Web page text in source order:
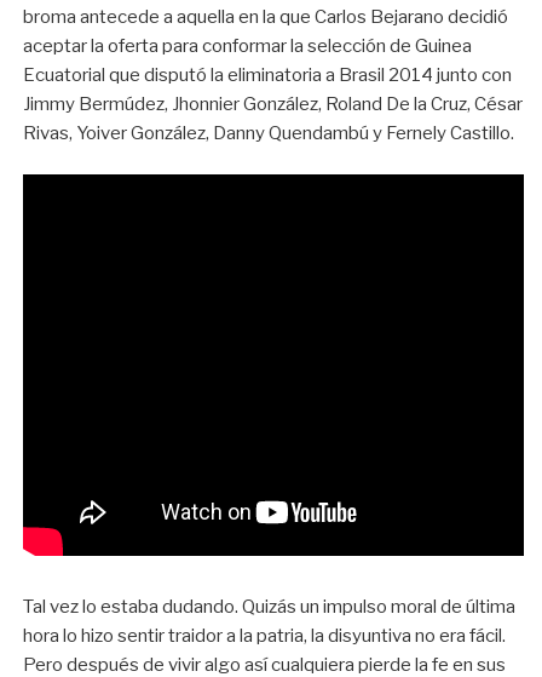
broma antecede a aquella en la que Carlos Bejarano decidió
aceptar la oferta para conformar la selección de Guinea
Ecuatorial que disputó la eliminatoria a Brasil 2014 junto con
Jimmy Bermúdez, Jhonnier González, Roland De la Cruz, César
Rivas, Yoiver González, Danny Quendambú y Fernely Castillo.
Tal vez lo estaba dudando. Quizás un impulso moral de última
hora lo hizo sentir traidor a la patria, la disyuntiva no era fácil.
Pero después de vivir algo así cualquiera pierde la fe en sus